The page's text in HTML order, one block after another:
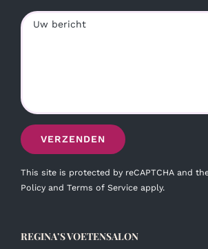
This site is protected by reCAPTCHA and
Policy and Terms of Service apply.
REGINA’S VOETENSALON